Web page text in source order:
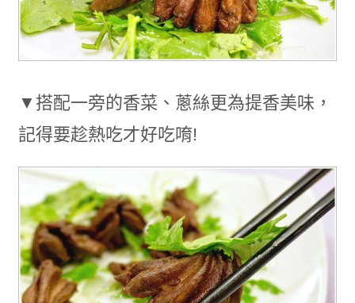
▼搭配一旁的香菜、蔥絲更為提香美味，
記得要趁熱吃才好吃唷!